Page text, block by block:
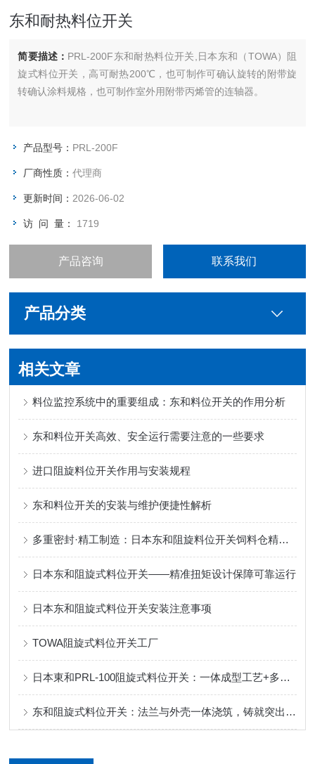
东和耐热料位开关
简要描述： PRL-200F东和耐热料位开关,日本东和（TOWA）阻
旋式料位开关，高可耐热200℃，也可制作可确认旋转的附带旋
转确认涂料规格，也可制作室外用附带丙烯管的连轴器。
产品型号： PRL-200F
厂商性质：代理商
更新时间： 2026-06-02
访 问 量： 1719
产品咨询 联系我们
产品分类
相关文章
料位监控系统中的重要组成：东和料位开关的作用分析
东和料位开关高效、安全运行需要注意的一些要求
进口阻旋料位开关作用与安装规程
东和料位开关的安装与维护便捷性解析
多重密封·精工制造：日本东和阻旋料位开关饲料仓精准控料
日本东和阻旋式料位开关——精准扭矩设计保障可靠运行
日本东和阻旋式料位开关安装注意事项
TOWA阻旋式料位开关工厂
日本東和PRL-100阻旋式料位开关：一体成型工艺+多重密封，定义可靠防护！
东和阻旋式料位开关：法兰与外壳一体浇筑，铸就突出性能